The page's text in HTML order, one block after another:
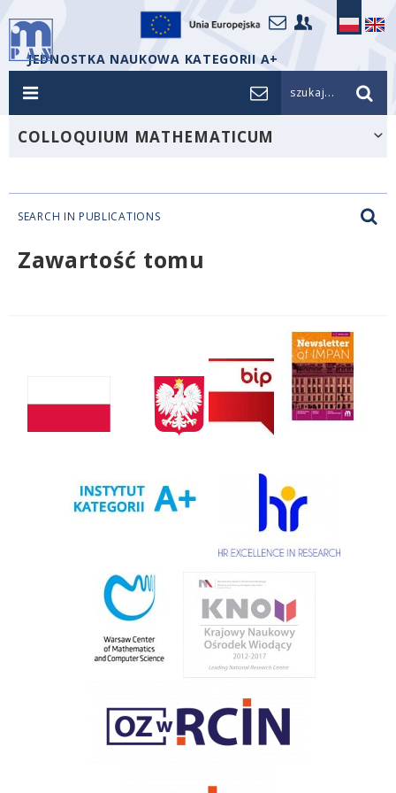
JEDNOSTKA NAUKOWA KATEGORII A+
szukaj...
COLLOQUIUM MATHEMATICUM
SEARCH IN PUBLICATIONS
Zawartość tomu